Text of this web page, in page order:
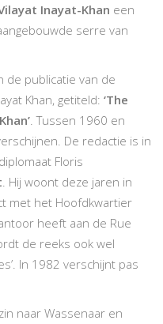
Inayat-Khan een
serre van
de publicatie van de
Khan, getiteld: ‘The
. Tussen 1960 en
De redactie is in
Floris
. Hij woont deze jaren in
met het Hoofdkwartier
heeft aan de Rue
de reeks ook wel
In 1982 verschijnt pas
naar Wassenaar en